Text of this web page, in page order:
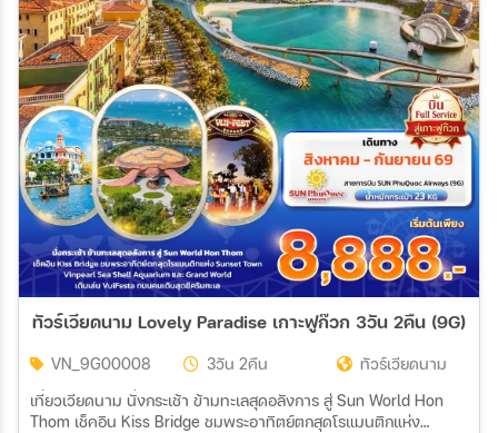
ทัวร์เวียดนาม Lovely Paradise เกาะฟูก๊วก 3วัน 2คืน (9G)
VN_9G00008 3วัน 2คืน
ทัวร์เวียดนาม
เที่ยวเวียดนาม นั่งกระเช้า ข้ามทะเลสุดอลังการ สู่ Sun World Hon
Thom เช็คอิน Kiss Bridge ชมพระอาทิตย์ตกสุดโรแมนติกแห่ง